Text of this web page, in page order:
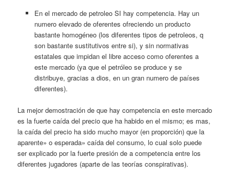
En el mercado de petroleo SI hay competencia. Hay un
numero elevado de oferentes ofreciendo un producto
bastante homogéneo (los diferentes tipos de petroleos, q
son bastante sustitutivos entre si), y sin normativas
estatales que impidan el libre acceso como oferentes a
este mercado (ya que el petróleo se produce y se
distribuye, gracias a dios, en un gran numero de países
diferentes).
La mejor demostración de que hay competencia en este mercado
es la fuerte caída del precio que ha habido en el mismo; es mas,
la caída del precio ha sido mucho mayor (en proporción) que la
aparente» o esperada» caída del consumo, lo cual solo puede
ser explicado por la fuerte presión de a competencia entre los
diferentes jugadores (aparte de las teorías conspirativas).